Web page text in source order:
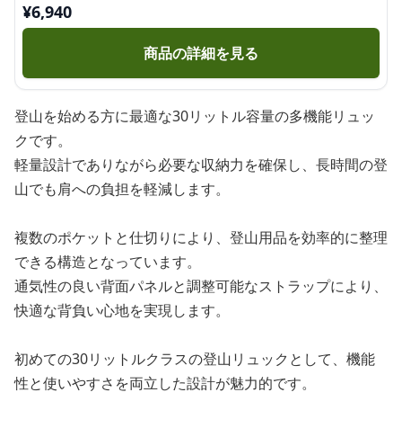
¥6,940
商品の詳細を見る
登山を始める方に最適な30リットル容量の多機能リュッ
クです。
軽量設計でありながら必要な収納力を確保し、長時間の登
山でも肩への負担を軽減します。
複数のポケットと仕切りにより、登山用品を効率的に整理
できる構造となっています。
通気性の良い背面パネルと調整可能なストラップにより、
快適な背負い心地を実現します。
初めての30リットルクラスの登山リュックとして、機能
性と使いやすさを両立した設計が魅力的です。